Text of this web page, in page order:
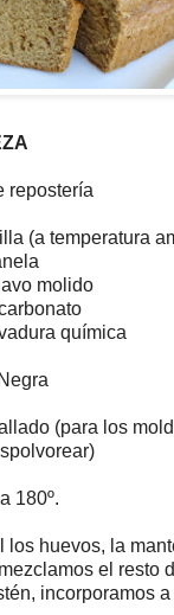
repostería
(a temperatura
molido
química
(para los
180º.
los huevos, la
el resto
incorporamos